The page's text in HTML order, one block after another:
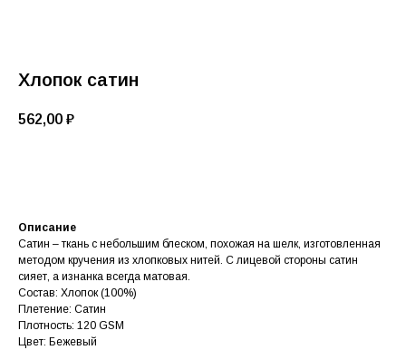
Хлопок сатин
562,00 ₽
Описание
Сатин – ткань с небольшим блеском, похожая на шелк, изготовленная
методом кручения из хлопковых нитей. С лицевой стороны сатин
сияет, а изнанка всегда матовая.
Состав: Хлопок (100%)
Плетение: Сатин
Плотность: 120 GSM
Цвет: Бежевый